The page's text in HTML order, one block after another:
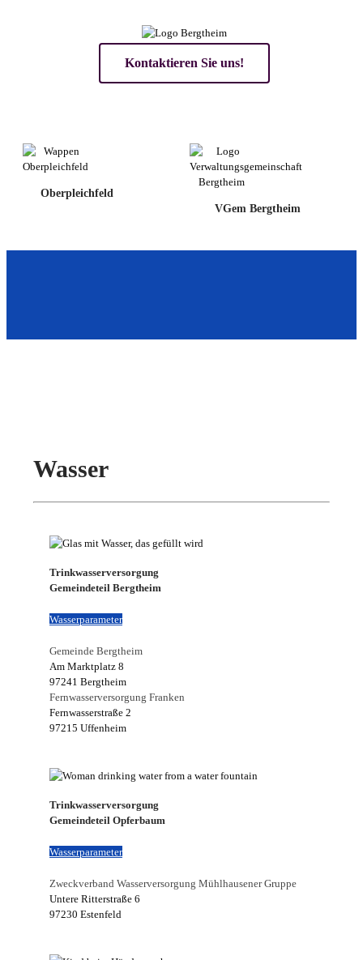
Kontaktieren Sie uns!
Oberpleichfeld
VGem Bergtheim
Wasser
Trinkwasserversorgung
Gemeindeteil Bergtheim
Wasserparameter
Gemeinde Bergtheim
Am Marktplatz 8
97241 Bergtheim
Fernwasserversorgung Franken
Fernwasserstraße 2
97215 Uffenheim
Trinkwasserversorgung
Gemeindeteil Opferbaum
Wasserparameter
Zweckverband Wasserversorgung Mühlhausener Gruppe
Untere Ritterstraße 6
97230 Estenfeld